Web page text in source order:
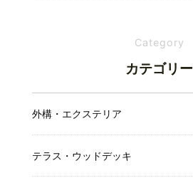
Category
カテゴリー
外構・エクステリア
テラス・ウッドデッキ